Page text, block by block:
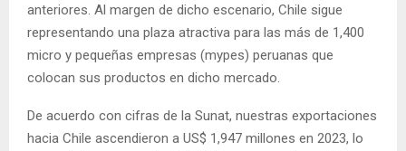
anteriores. Al margen de dicho escenario, Chile sigue
representando una plaza atractiva para las más de 1,400
micro y pequeñas empresas (mypes) peruanas que
colocan sus productos en dicho mercado.
De acuerdo con cifras de la Sunat, nuestras exportaciones
hacia Chile ascendieron a US$ 1,947 millones en 2023, lo